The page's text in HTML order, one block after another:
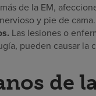
de la EM,
y pie de cama.
Las lesiones o
pueden causar la
de